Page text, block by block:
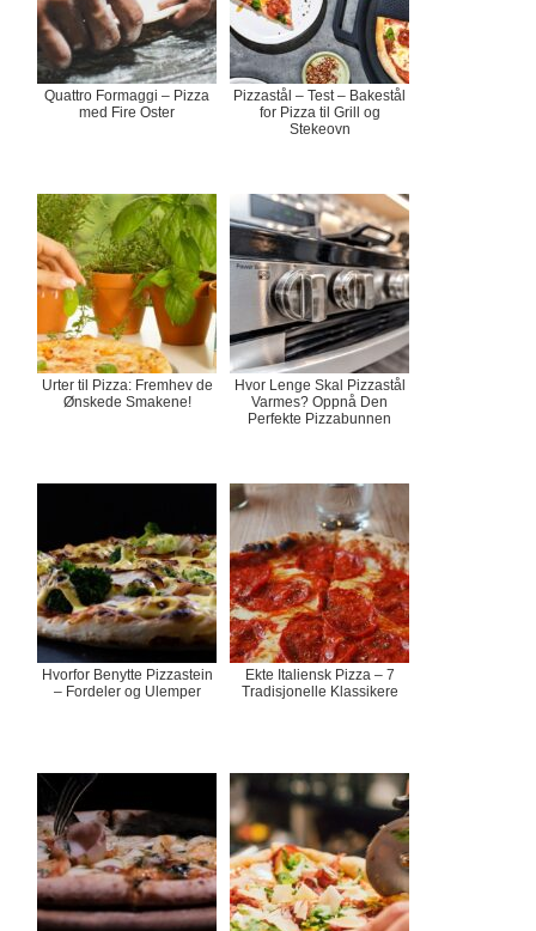
Quattro Formaggi – Pizza
med Fire Oster
Pizzastål – Test – Bakestål
for Pizza til Grill og
Stekeovn
Urter til Pizza: Fremhev de
Ønskede Smakene!
Hvor Lenge Skal Pizzastål
Varmes? Oppnå Den
Perfekte Pizzabunnen
Hvorfor Benytte Pizzastein
– Fordeler og Ulemper
Ekte Italiensk Pizza – 7
Tradisjonelle Klassikere